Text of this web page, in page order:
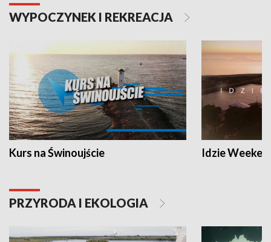
WYPOCZYNEK I REKREACJA
Kurs na Świnoujście Idzie
PRZYRODA I EKOLOGIA